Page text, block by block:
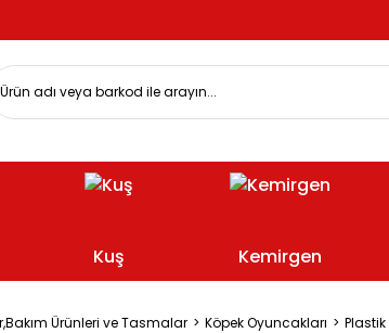
Kuş Kemirgen
Ürünleri ve Tasmalar Köpek Oyuncakları